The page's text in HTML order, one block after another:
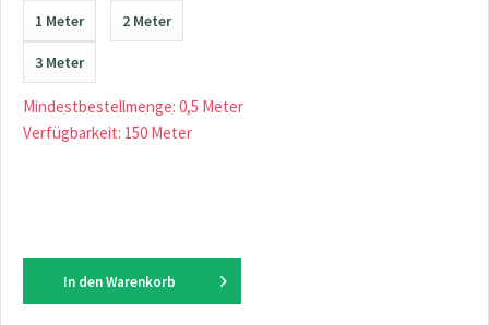
1 Meter 2 Meter
3 Meter
Mindestbestellmenge: 0,5 Meter
Verfügbarkeit: 150 Meter
In den Warenkorb